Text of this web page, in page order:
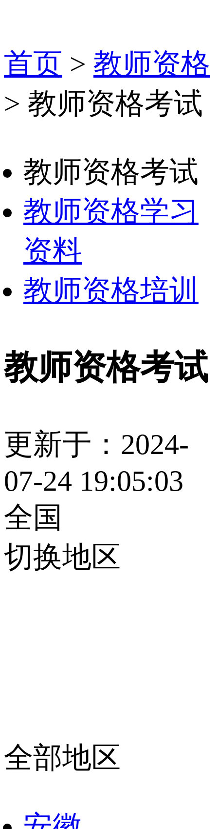
首页 > 教师资格
> 教师资格考试
教师资格考试
教师资格学习
资料
教师资格培训
教师资格考试
更新于：2024-
07-24 19:05:03
全国
切换地区
全部地区